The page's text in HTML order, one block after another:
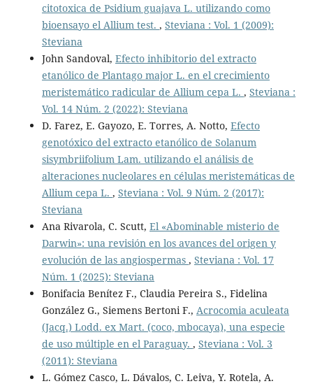
citotoxica de Psidium guajava L. utilizando como
bioensayo el Allium test. , Steviana : Vol. 1 (2009):
Steviana
John Sandoval, Efecto inhibitorio del extracto
etanólico de Plantago major L. en el crecimiento
meristemático radicular de Allium cepa L. , Steviana :
Vol. 14 Núm. 2 (2022): Steviana
D. Farez, E. Gayozo, E. Torres, A. Notto, Efecto
genotóxico del extracto etanólico de Solanum
sisymbriifolium Lam. utilizando el análisis de
alteraciones nucleolares en células meristemáticas de
Allium cepa L. , Steviana : Vol. 9 Núm. 2 (2017):
Steviana
Ana Rivarola, C. Scutt, El «Abominable misterio de
Darwin»: una revisión en los avances del origen y
evolución de las angiospermas , Steviana : Vol. 17
Núm. 1 (2025): Steviana
Bonifacia Benítez F., Claudia Pereira S., Fidelina
González G., Siemens Bertoni F., Acrocomia aculeata
(Jacq.) Lodd. ex Mart. (coco, mbocaya), una especie
de uso múltiple en el Paraguay. , Steviana : Vol. 3
(2011): Steviana
L. Gómez Casco, L. Dávalos, C. Leiva, Y. Rotela, A.